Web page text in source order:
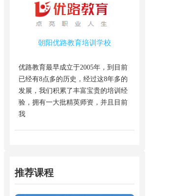
朝阳优路教育培训学校
优路教育最早成立于2005年，到目前
已经有8点多的历史，经过这8年多的
发展，我们积累了丰富宝贵的培训经
验，拥有一大批精英师资，并且目前
我
推荐课程